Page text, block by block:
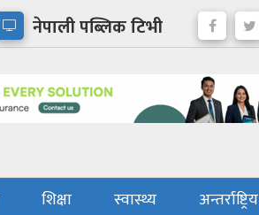
नेपाली पब्लिक टिभी
शिक्षा स्वास्थ्य
अन्तर्राष्ट्रिय